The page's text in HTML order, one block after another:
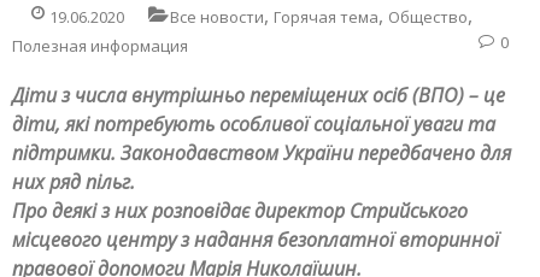
19.06.2020 Все новости, Горячая тема, Общество,
Полезная информация 0
Діти з числа внутрішньо переміщених осіб (ВПО) – це
діти, які потребують особливої соціальної уваги та
підтримки. Законодавством України передбачено для
них ряд пільг.
Про деякі з них розповідає директор Стрийського
місцевого центру з надання безоплатної вторинної
правової допомоги Марія Николаїшин.